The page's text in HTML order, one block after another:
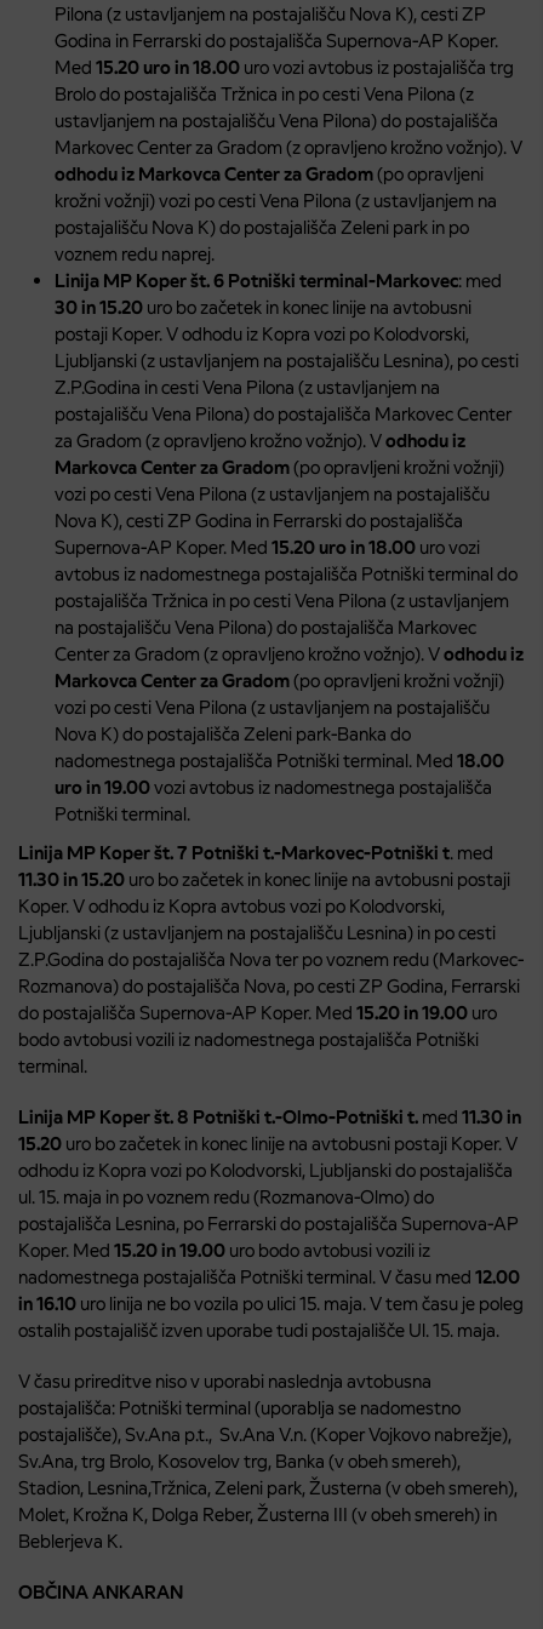
Pilona (z ustavljanjem na postajališču Nova K), cesti ZP
Godina in Ferrarski do postajališča Supernova-AP Koper.
Med 15.20 uro in 18.00 uro vozi avtobus iz postajališča trg
Brolo do postajališča Tržnica in po cesti Vena Pilona (z
ustavljanjem na postajališču Vena Pilona) do postajališča
Markovec Center za Gradom (z opravljeno krožno vožnjo). V
odhodu iz Markovca Center za Gradom(po opravljeni
krožni vožnji) vozi po cesti Vena Pilona (z ustavljanjem na
postajališču Nova K) do postajališča Zeleni park in po
voznem redu naprej.
Linija MP Koper št. 6 Potniški terminal-Markovec: med
30 in 15.20 uro bo začetek in konec linije na avtobusni
postaji Koper. V odhodu iz Kopra vozi po Kolodvorski,
Ljubljanski (z ustavljanjem na postajališču Lesnina), po cesti
Z.P.Godina in cesti Vena Pilona (z ustavljanjem na
postajališču Vena Pilona) do postajališča Markovec Center
za Gradom (z opravljeno krožno vožnjo). Vodhodu iz
Markovca Center za Gradom(po opravljeni krožni vožnji)
vozi po cesti Vena Pilona (z ustavljanjem na postajališču
Nova K), cesti ZP Godina in Ferrarski do postajališča
Supernova-AP Koper. Med 15.20 uro in 18.00 uro vozi
avtobus iz nadomestnega postajališča Potniški terminal do
postajališča Tržnica in po cesti Vena Pilona (z ustavljanjem
na postajališču Vena Pilona) do postajališča Markovec
Center za Gradom (z opravljeno krožno vožnjo). Vodhodu iz
Markovca Center za Gradom(po opravljeni krožni vožnji)
vozi po cesti Vena Pilona (z ustavljanjem na postajališču
Nova K) do postajališča Zeleni park-Banka do
nadomestnega postajališča Potniški terminal. Med 18.00
uro in 19.00vozi avtobus iz nadomestnega postajališča
Potniški terminal.
Linija MP Koper št. 7 Potniški t.-Markovec-Potniški t. med
11.30 in 15.20 uro bo začetek in konec linije na avtobusni postaji
Koper. V odhodu iz Kopra avtobus vozi po Kolodvorski,
Ljubljanski (z ustavljanjem na postajališču Lesnina) in po cesti
Z.P.Godina do postajališča Nova ter po voznem redu (Markovec-
Rozmanova) do postajališča Nova, po cesti ZP Godina, Ferrarski
do postajališča Supernova-AP Koper. Med 15.20 in 19.00 uro
bodo avtobusi vozili iz nadomestnega postajališča Potniški
terminal.
Linija MP Koper št. 8 Potniški t.-Olmo-Potniški t. med 11.30 in
15.20 uro bo začetek in konec linije na avtobusni postaji Koper. V
odhodu iz Kopra vozi po Kolodvorski, Ljubljanski do postajališča
ul. 15. maja in po voznem redu (Rozmanova-Olmo) do
postajališča Lesnina, po Ferrarski do postajališča Supernova-AP
Koper. Med 15.20 in 19.00 uro bodo avtobusi vozili iz
nadomestnega postajališča Potniški terminal. V času med 12.00
in 16.10 uro linija ne bo vozila po ulici 15. maja. V tem času je poleg
ostalih postajališč izven uporabe tudi postajališče Ul. 15. maja.
V času prireditve niso v uporabi naslednja avtobusna
postajališča: Potniški terminal (uporablja se nadomestno
postajališče), Sv.Ana p.t., Sv.Ana V.n. (Koper Vojkovo nabrežje),
Sv.Ana, trg Brolo, Kosovelov trg, Banka (v obeh smereh),
Stadion, Lesnina,Tržnica, Zeleni park, Žusterna (v obeh smereh),
Molet, Krožna K, Dolga Reber, Žusterna III (v obeh smereh) in
Beblerjeva K.
OBČINA ANKARAN